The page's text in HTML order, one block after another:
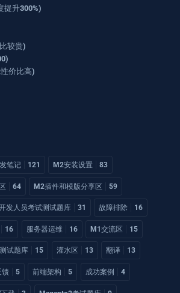
提升300%)
较贵)
价比高)
笔记 121 M2安装设置 83
64 M2插件和模版分享区 59
发人员考试测试题库 31 故障排除 16
16 服务器运维 16 M1交流区 15
试题库 15 灌水区 13 翻译 13
馈 5 前端架构 5 成功案例 4